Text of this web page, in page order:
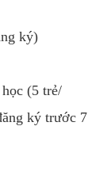
ký)
(5 trẻ/
ký trước 7